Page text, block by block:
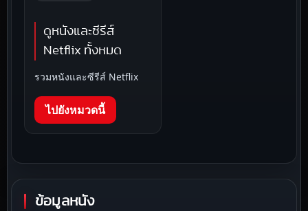
ดูหนังและซีรีส์
Netflix ทั้งหมด
รวมหนังและซีรีส์ Netflix
ไปยังหมวดนี้
ข้อมูลหนัง